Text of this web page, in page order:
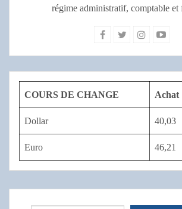
régime administratif, comptable et
COURS DE CHANGE Achat
Dollar 40,03
Euro 46,21